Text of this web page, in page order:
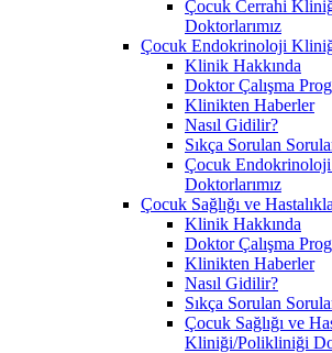
Çocuk Cerrahi
Doktorlarımız
Çocuk Endokrinoloji
Klinik Hakkında
Doktor Çalışma
Klinikten Haberler
Nasıl Gidilir?
Sıkça Sorulan
Çocuk
Doktorlarımız
Çocuk Sağlığı ve
Klinik Hakkında
Doktor Çalışma
Klinikten Haberler
Nasıl Gidilir?
Sıkça Sorulan
Çocuk Sağlığı ve
Kliniği/Polikliniği